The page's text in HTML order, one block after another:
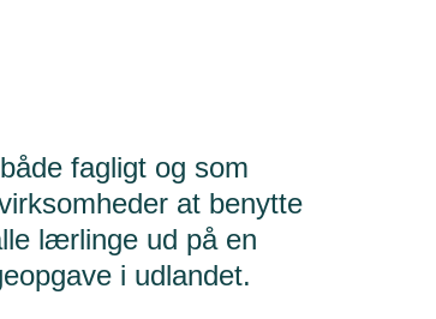
fagligt og som
at benytte
lærlinge ud på en
i udlandet.